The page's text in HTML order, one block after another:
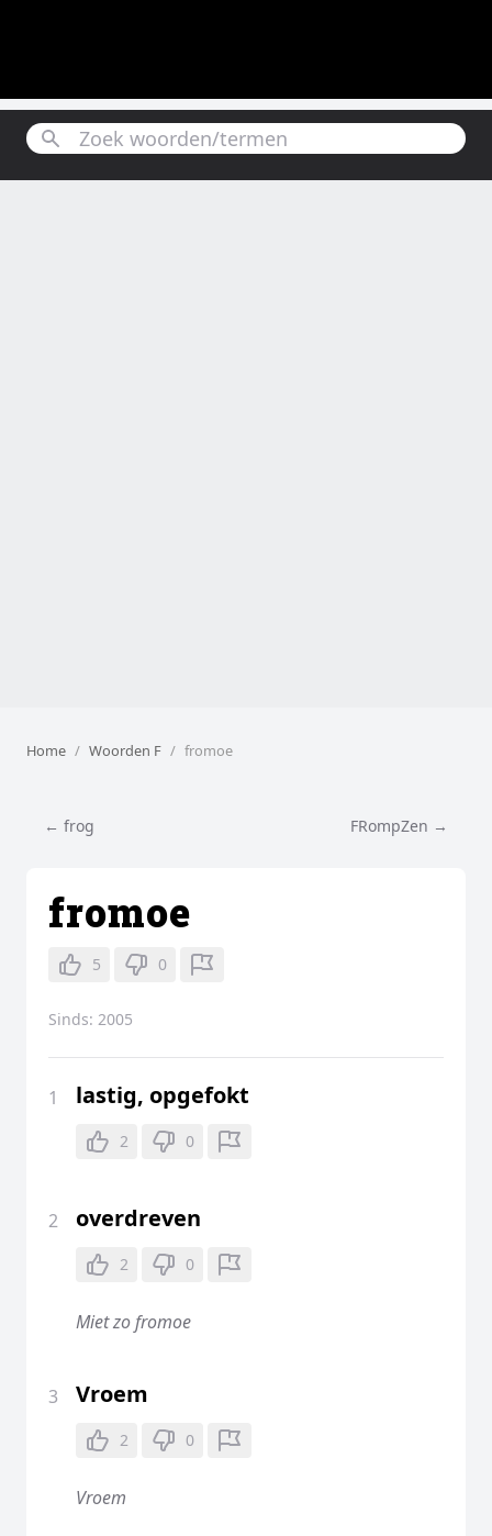
Home Woorden F fromoe
← frog FRompZen →
fromoe
5 0
Sinds: 2005
1 lastig, opgefokt
2 0
2 overdreven
2 0
Miet zo fromoe
3 Vroem
2 0
Vroem